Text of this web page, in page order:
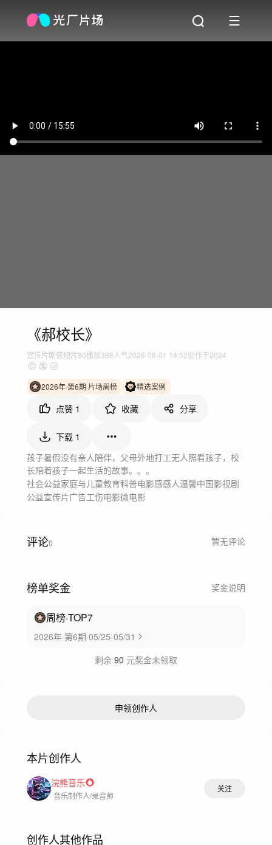
《郝校长》
宣传片剧情短片80播放388人气2026-06-01 14:52创作于2024
2026年·第6期·片场周榜 精选案例
点赞 1 收藏 分享
下载 1
孩子暑假没有亲人陪伴，父母外地打工无人照看孩子，校
长陪着孩子一起生活的故事。。。
社会公益家庭与儿童教育科普电影感感人温馨中国影视剧
公益宣传片广告工伤电影微电影
评论0 暂无评论
榜单奖金 奖金说明
周榜·TOP7
2026年·第6期·05/25-05/31
剩余 90 元奖金未领取
申领创作人
本片创作人
浣熊音乐
音乐制作人/录音师
关注
创作人其他作品